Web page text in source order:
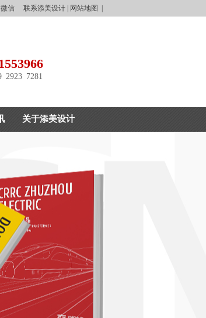
微信 联系添美设计 网站地图
2923 7281
关于添美设计